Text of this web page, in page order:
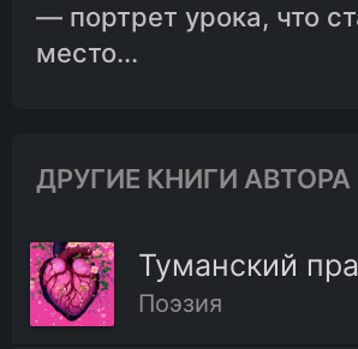
— портрет урока, что
место...
ДРУГИЕ КНИГИ АВТОРА
Поэзия